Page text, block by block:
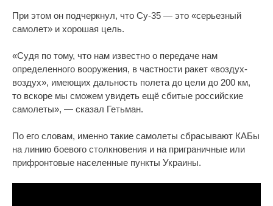
При этом он подчеркнул, что Су-35 — это «серьезный
самолет» и хорошая цель.
«Судя по тому, что нам известно о передаче нам
определенного вооружения, в частности ракет «воздух-
воздух», имеющих дальность полета до цели до 200 км,
то вскоре мы сможем увидеть ещё сбитые российские
самолеты», — сказал Гетьман.
По его словам, именно такие самолеты сбрасывают КАБы
на линию боевого столкновения и на приграничные или
прифронтовые населенные пункты Украины.